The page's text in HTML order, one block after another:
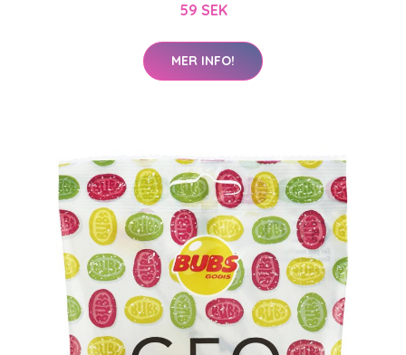
59 SEK
MER INFO!